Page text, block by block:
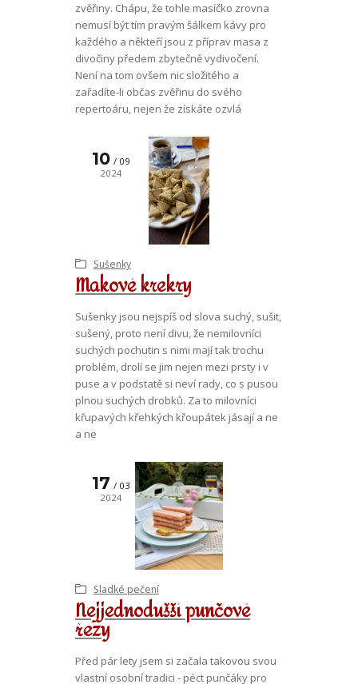
zvěřiny. Chápu, že tohle masíčko zrovna
nemusí být tím pravým šálkem kávy pro
každého a někteří jsou z příprav masa z
divočiny předem zbytečně vydivočení.
Není na tom ovšem nic složitého a
zařadíte-li občas zvěřinu do svého
repertoáru, nejen že získáte ozvlá
Makové krekry
10
09
2024
Sušenky
Sušenky jsou nejspíš od slova suchý, sušit,
sušený, proto není divu, že nemilovníci
suchých pochutin s nimi mají tak trochu
problém, drolí se jim nejen mezi prsty i v
puse a v podstatě si neví rady, co s pusou
plnou suchých drobků. Za to milovníci
křupavých křehkých křoupátek jásají a ne
a ne
Nejjednodušší punčové
řezy
17
03
2024
Sladké pečení
Před pár lety jsem si začala takovou svou
vlastní osobní tradici - péct punčáky pro